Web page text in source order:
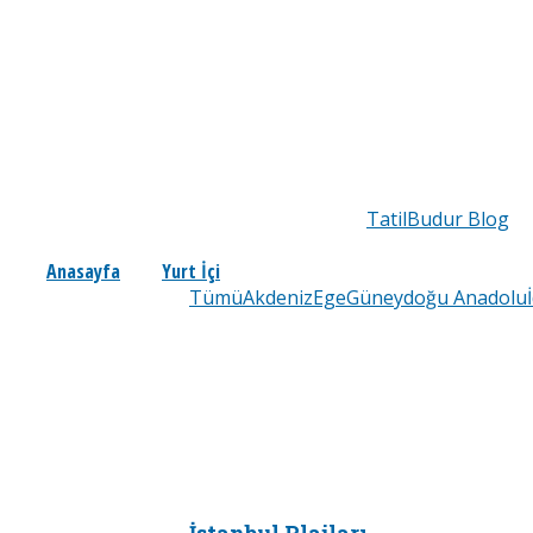
TatilBudur Blog
Anasayfa
Yurt İçi
TümüAkdenizEgeGüneydoğu Anadolu